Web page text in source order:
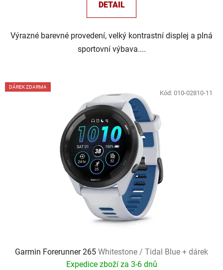
DETAIL
Výrazné barevné provedení, velký kontrastní displej a plná
sportovní výbava....
DÁREK ZDARMA
Garmin Forerunner 265 Whitestone / Tidal Blue + dárek
Expedice zboží za 3-6 dnů
Kód: 010-02810-11